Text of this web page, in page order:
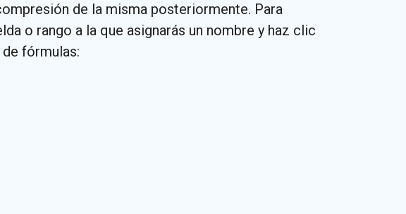
de la misma posteriormente. Para
o rango a la que asignarás un nombre y haz clic
fórmulas: